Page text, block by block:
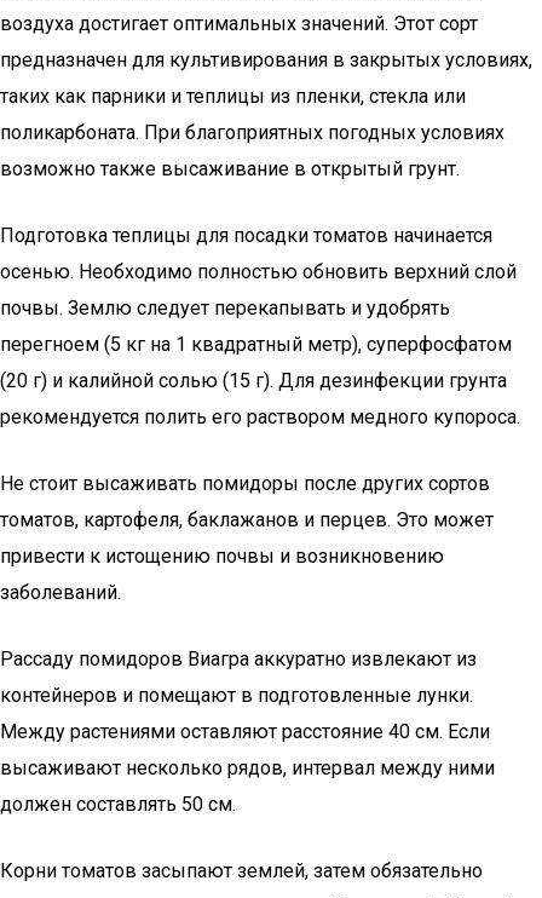
воздуха достигает оптимальных значений. Этот сорт
предназначен для культивирования в закрытых условиях,
таких как парники и теплицы из пленки, стекла или
поликарбоната. При благоприятных погодных условиях
возможно также высаживание в открытый грунт.
Подготовка теплицы для посадки томатов начинается
осенью. Необходимо полностью обновить верхний слой
почвы. Землю следует перекапывать и удобрять
перегноем (5 кг на 1 квадратный метр), суперфосфатом
(20 г) и калийной солью (15 г). Для дезинфекции грунта
рекомендуется полить его раствором медного купороса.
Не стоит высаживать помидоры после других сортов
томатов, картофеля, баклажанов и перцев. Это может
привести к истощению почвы и возникновению
заболеваний.
Рассаду помидоров Виагра аккуратно извлекают из
контейнеров и помещают в подготовленные лунки.
Между растениями оставляют расстояние 40 см. Если
высаживают несколько рядов, интервал между ними
должен составлять 50 см.
Корни томатов засыпают землей, затем обязательно